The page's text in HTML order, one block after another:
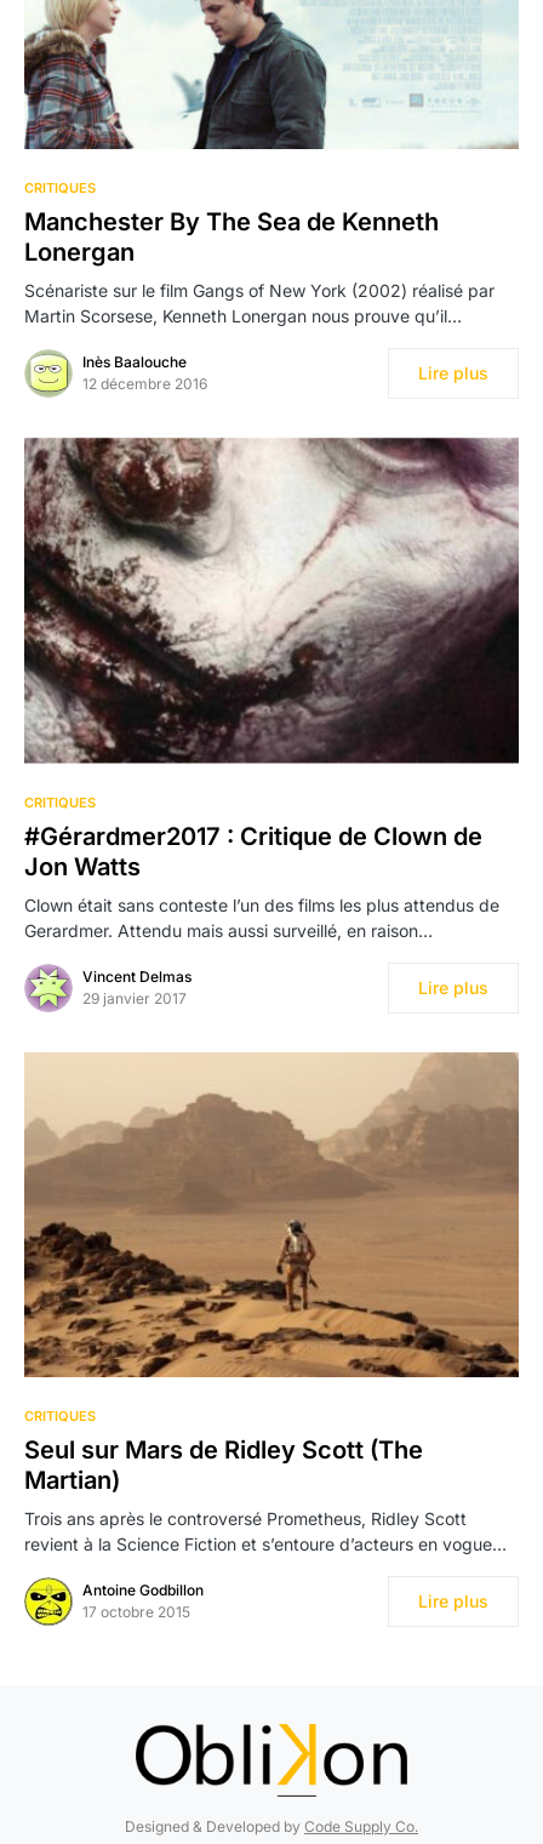
CRITIQUES
Manchester By The Sea de Kenneth
Lonergan
Scénariste sur le film Gangs of New York (2002) réalisé par
Martin Scorsese, Kenneth Lonergan nous prouve qu’il…
Inès Baalouche
12 décembre 2016
Lire plus
CRITIQUES
#Gérardmer2017 : Critique de Clown de
Jon Watts
Clown était sans conteste l’un des films les plus attendus de
Gerardmer. Attendu mais aussi surveillé, en raison…
Vincent Delmas
29 janvier 2017
Lire plus
CRITIQUES
Seul sur Mars de Ridley Scott (The
Martian)
Trois ans après le controversé Prometheus, Ridley Scott
revient à la Science Fiction et s’entoure d’acteurs en vogue…
Antoine Godbillon
17 octobre 2015
Lire plus
Designed & Developed by Code Supply Co.